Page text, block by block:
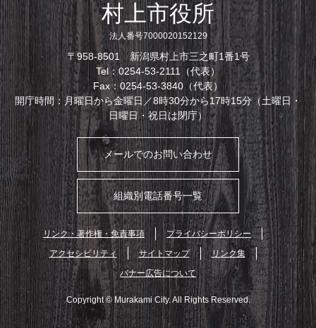
村上市役所
法人番号7000020152129
〒958-8501 新潟県村上市三之町1番1号
Tel：0254-53-2111（代表）
Fax：0254-53-3840（代表）
開庁時間：月曜日から金曜日／8時30分から17時15分（土曜日・
日曜日・祝日は閉庁）
メールでのお問い合わせ
組織別電話番号一覧
リンク・著作権・免責事項
プライバシーポリシー
アクセシビリティ
サイトマップ
リンク集
バナー広告について
Copyright © Murakami City. All Rights Reserved.